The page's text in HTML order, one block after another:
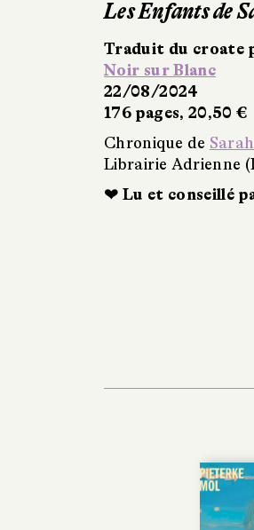
Les Enfants de
Traduit du croate
Noir sur Blanc
22/08/2024
176 pages, 20,50 €
Chronique de
Librairie Adrienne
❤ Lu et conseillé